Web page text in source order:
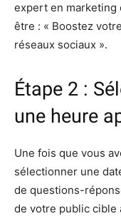
expert en
être : « Boostez
réseaux sociaux ».
Étape 2 :
une heure
Une fois que vous
sélectionner une
de questions-
de votre public cible